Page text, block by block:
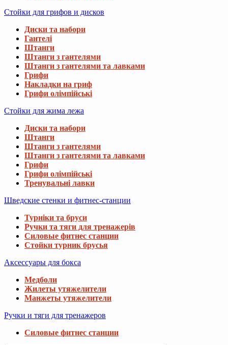
Стойки для грифов и дисков
Диски та набори
Гантелі
Штанги
Штанги з гантелями
Штанги з гантелями та лавками
Грифи
Накладки на гриф
Грифи олімпійські
Стойки для жима лежа
Диски та набори
Штанги
Штанги з гантелями
Штанги з гантелями та лавками
Грифи
Грифи олімпійські
Тренувальні лавки
Шведские стенки и фитнес-станции
Турніки та бруси
Ручки та тяги для тренажерів
Силовые фитнес станции
Стойки турник брусья
Аксессуары для бокса
Медболи
Жилеты утяжелители
Манжеты утяжелители
Ручки и тяги для тренажеров
Силовые фитнес станции